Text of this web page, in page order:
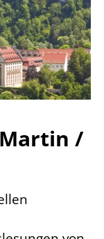
/